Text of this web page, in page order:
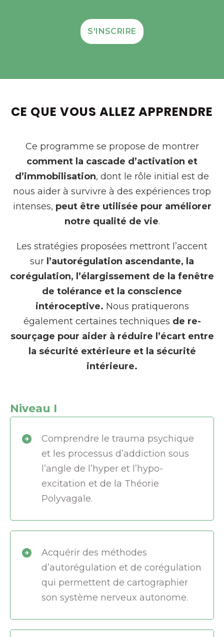
S'INSCRIRE
CE QUE VOUS ALLEZ APPRENDRE
Ce programme se propose de montrer
comment la cascade d’activation et
d’immobilisation, dont le rôle initial est de
nous aider à survivre à des expériences trop
intenses, peut être utilisée pour améliorer
notre qualité de vie.
Les stratégies proposées mettront l’accent
sur l’autorégulation ascendante, la
corégulation, l’élargissement de la fenêtre
de tolérance et la conscience
intéroceptive. Nous pratiquerons
également certaines techniques de re-
sourçage pour aider à réduire l’écart entre
la sécurité extérieure et la sécurité
intérieure.
Niveau I
Comprendre le trauma psychique
et les processus d’addiction sous
l’angle de l’hyper et l’hypo-
excitation et de la Théorie
Polyvagale.
Acquérir des méthodes
d’autorégulation et de corégulation
qui permettent de cartographier
son système nerveux autonome.